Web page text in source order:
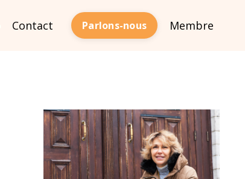
Contact Parlons-nous Membre